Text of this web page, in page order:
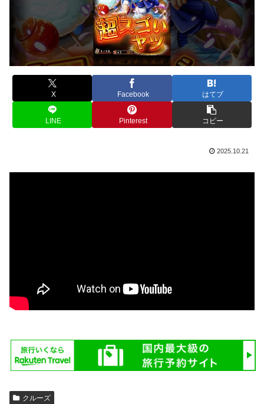
X Facebook はてブ
LINE Pinterest コピー
2025.10.21
クルーズ